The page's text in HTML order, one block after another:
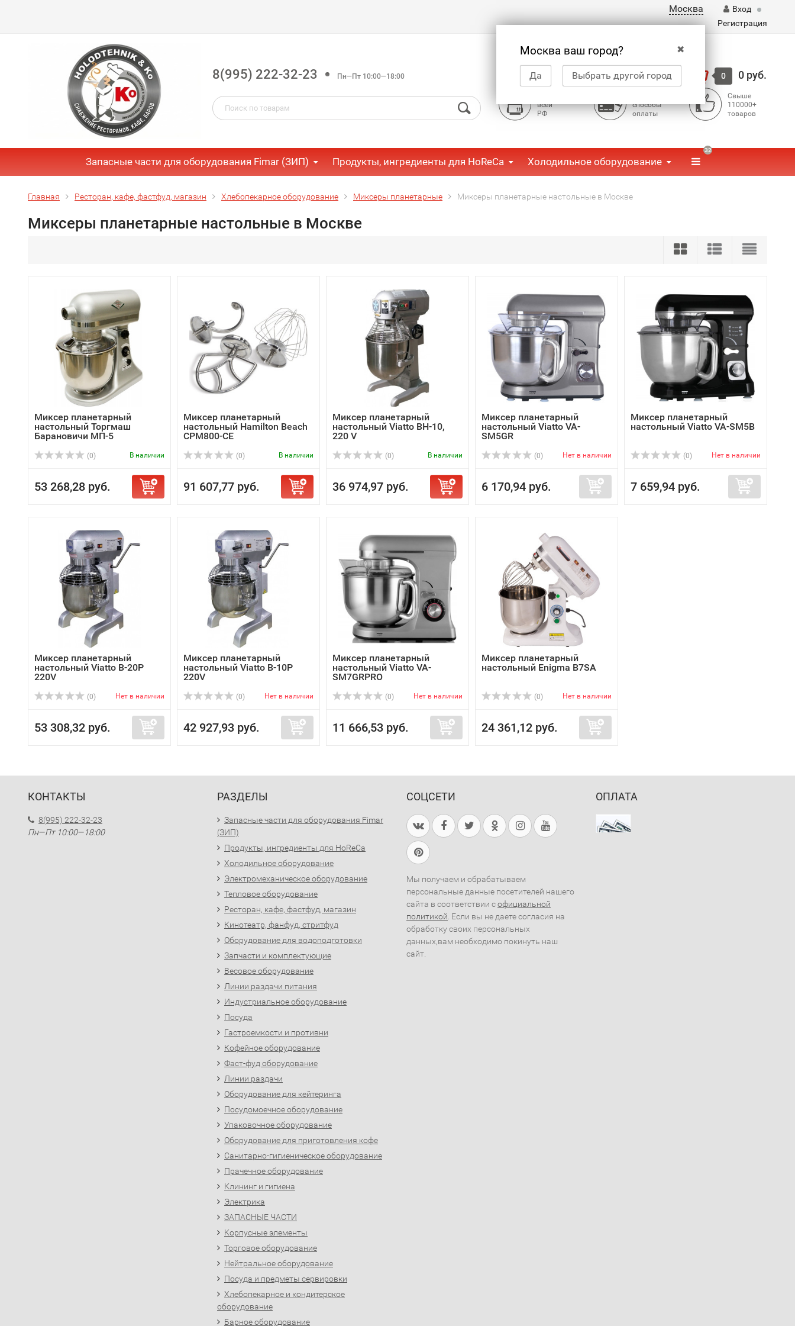
Москва
✖
Москва ваш город?
Да Выбрать другой город
Вход
Регистрация
8(995) 222-32-23 Пн—Пт 10:00—18:00 Корзина 0 0 руб.
всей
РФ
способы
оплаты
Свыше
110000+
товаров
Запасные части для оборудования Fimar (ЗИП) Продукты, ингредиенты для HoReCa Холодильное оборудование
32
Главная Ресторан, кафе, фастфуд, магазин Хлебопекарное оборудование Миксеры планетарные Миксеры планетарные настольные в Москве
Миксеры планетарные настольные в Москве
Миксер планетарный
настольный Торгмаш
Барановичи МП-5
(0) В наличии
53 268,28 руб.
Миксер планетарный
настольный Hamilton Beach
CPM800-CE
(0) В наличии
91 607,77 руб.
Миксер планетарный
настольный Viatto BH-10,
220 V
(0) В наличии
36 974,97 руб.
Миксер планетарный
настольный Viatto VA-
SM5GR
(0) Нет в наличии
6 170,94 руб.
Миксер планетарный
настольный Viatto VA-SM5B
(0) Нет в наличии
7 659,94 руб.
Миксер планетарный
настольный Viatto B-20P
220V
(0) Нет в наличии
53 308,32 руб.
Миксер планетарный
настольный Viatto B-10P
220V
(0) Нет в наличии
42 927,93 руб.
Миксер планетарный
настольный Viatto VA-
SM7GRPRO
(0) Нет в наличии
11 666,53 руб.
Миксер планетарный
настольный Enigma B7SA
(0) Нет в наличии
24 361,12 руб.
КОНТАКТЫ
8(995) 222-32-23
Пн—Пт 10:00—18:00
РАЗДЕЛЫ
Запасные части для оборудования Fimar
(ЗИП)
Продукты, ингредиенты для HoReCa
Холодильное оборудование
Электромеханическое оборудование
Тепловое оборудование
Ресторан, кафе, фастфуд, магазин
Кинотеатр, фанфуд, стритфуд
Оборудование для водоподготовки
Запчасти и комплектующие
Весовое оборудование
Линии раздачи питания
Индустриальное оборудование
Посуда
Гастроемкости и противни
Кофейное оборудование
Фаст-фуд оборудование
Линии раздачи
Оборудование для кейтеринга
Посудомоечное оборудование
Упаковочное оборудование
Оборудование для приготовления кофе
Санитарно-гигиеническое оборудование
Прачечное оборудование
Клининг и гигиена
Электрика
ЗАПАСНЫЕ ЧАСТИ
Корпусные элементы
Торговое оборудование
Нейтральное оборудование
Посуда и предметы сервировки
Хлебопекарное и кондитерское
оборудование
Барное оборудование
СОЦСЕТИ
Мы получаем и обрабатываем
персональные данные посетителей нашего
сайта в соответствии софициальной
политикой . Если вы не даете согласия на
обработку своих персональных
данных,вам необходимо покинуть наш
сайт.
ОПЛАТА